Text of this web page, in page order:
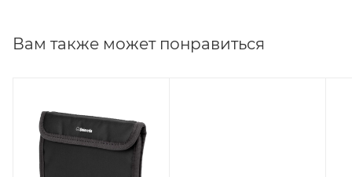
Вам также может понравиться